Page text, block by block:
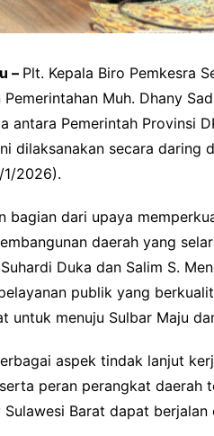
– Plt. Kepala Biro Pemkesra
Muh. Dhany
antara Pemerintah Provinsi
dilaksanakan secara daring
1/2026).
bagian dari upaya
daerah yang
Duka dan Salim S.
publik yang
untuk menuju Sulbar Maju
aspek tindak lanjut
peran perangkat
Barat dapat